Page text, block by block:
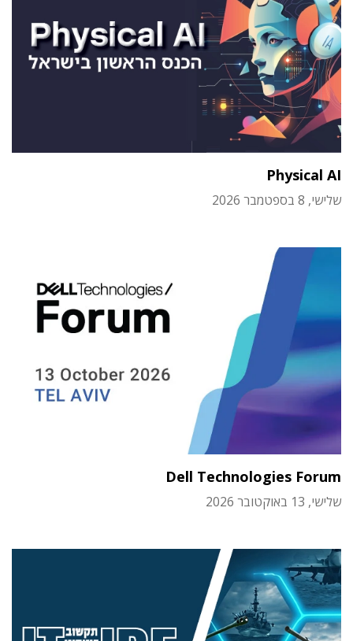
Physical AI
שלישי, 8 בספטמבר 2026
Dell Technologies Forum
שלישי, 13 באוקטובר 2026